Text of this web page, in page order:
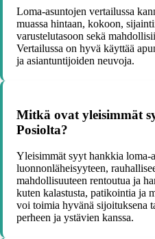
Loma-asuntojen vertailussa
muassa hintaan, kokoon,
varustelutasoon sekä
Vertailussa on hyvä käyttää
ja asiantuntijoiden neuvoja.
Mitkä ovat yleisimmät
Posiolta?
Yleisimmät syyt hankkia loma-
luonnonläheisyyteen,
mahdollisuuteen rentoutua ja
kuten kalastusta, patikointia ja
voi toimia hyvänä sijoituksena
perheen ja ystävien kanssa.